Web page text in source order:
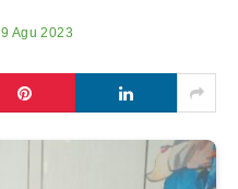
9 Agu 2023